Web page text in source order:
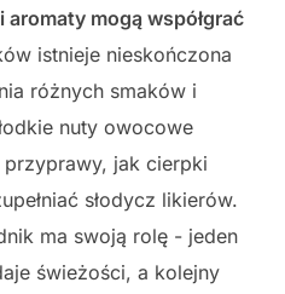
mogą współgrać
istnieje nieskończona
różnych smaków i
nuty owocowe
jak cierpki
słodycz likierów.
ma swoją rolę - jeden
świeżości, a kolejny